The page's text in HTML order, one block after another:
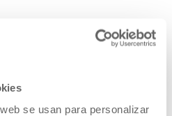
se usan para personalizar